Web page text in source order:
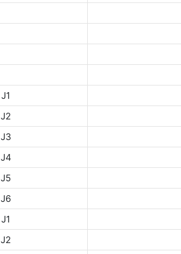
المحور J1
المحور J2
المحور J3
المحور J4
المحور J5
المحور J6
المحور J1
المحور J2